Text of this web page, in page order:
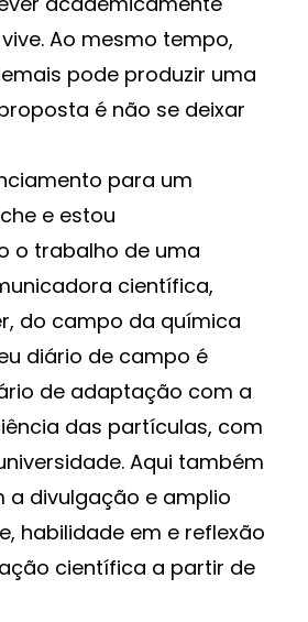
Ao mesmo tempo,
pode produzir uma
é não se deixar
para um
e estou
o trabalho de uma
científica,
do campo da química
diário de campo é
de adaptação com a
das partículas, com
Aqui também
a divulgação e amplio
habilidade em e reflexão
científica a partir de